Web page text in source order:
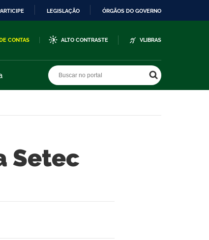
LEGISLAÇÃO ÓRGÃOS DO GOVERNO
CONTAS ALTO CONTRASTE VLIBRAS
Setec